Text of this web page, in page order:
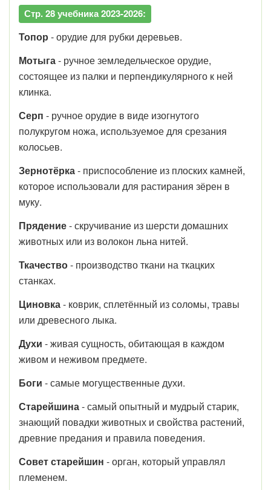
Стр. 28 учебника 2023-2026:
Топор - орудие для рубки деревьев.
Мотыга- ручное земледельческое орудие,
состоящее из палки и перпендикулярного к ней
клинка.
Серп - ручное орудие в виде изогнутого
полукругом ножа, используемое для срезания
колосьев.
Зернотёрка- приспособление из плоских камней,
которое использовали для растирания зёрен в
муку.
Прядение- скручивание из шерсти домашних
животных или из волокон льна нитей.
Ткачество- производство ткани на ткацких
станках.
Циновка- коврик, сплетённый из соломы, травы
или древесного лыка.
Духи - живая сущность, обитающая в каждом
живом и неживом предмете.
Боги - самые могущественные духи.
Старейшина- самый опытный и мудрый старик,
знающий повадки животных и свойства растений,
древние предания и правила поведения.
Совет старейшин - орган, который управлял
племенем.